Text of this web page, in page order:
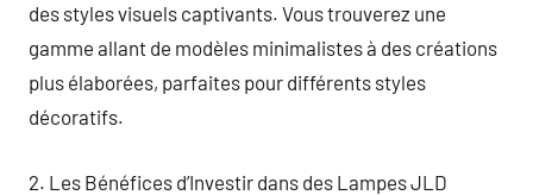
des styles visuels captivants. Vous trouverez une
gamme allant de modèles minimalistes à des créations
plus élaborées, parfaites pour différents styles
décoratifs.
2. Les Bénéfices d’Investir dans des Lampes JLD